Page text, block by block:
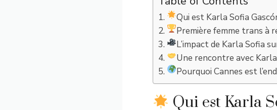
Qui est Karla Sofia
Première femme trans à
L’impact de Karla Sofia
Une rencontre avec
Pourquoi Cannes est
Qui est Karla